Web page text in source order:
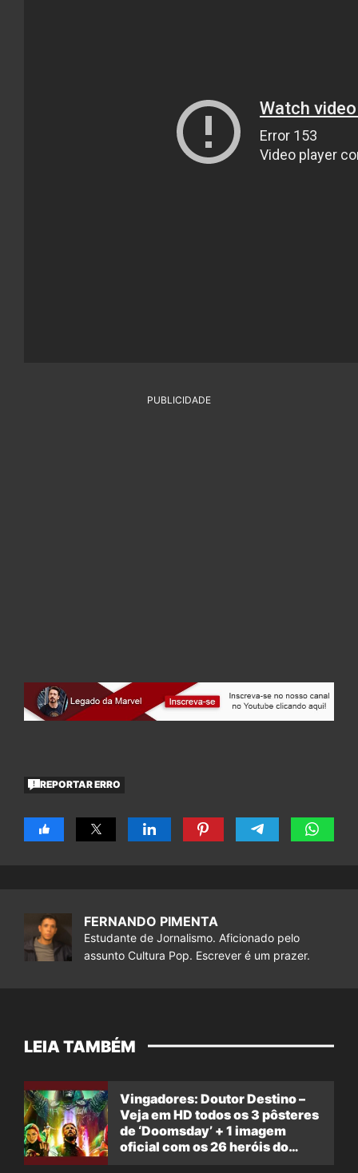
PUBLICIDADE
REPORTAR ERRO
FERNANDO PIMENTA
Estudante de Jornalismo. Aficionado pelo
assunto Cultura Pop. Escrever é um prazer.
LEIA TAMBÉM
Vingadores: Doutor Destino –
Veja em HD todos os 3 pôsteres
de ‘Doomsday’ + 1 imagem
oficial com os 26 heróis do